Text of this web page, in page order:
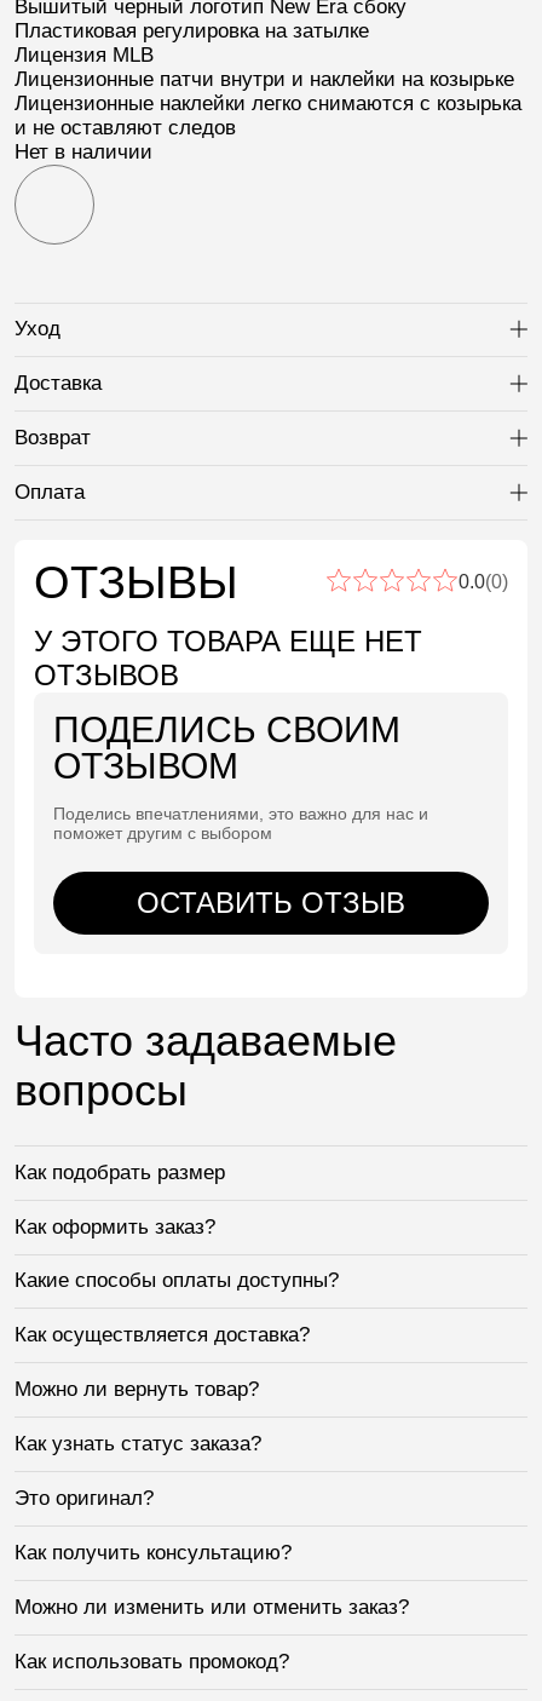
Вышитый черный логотип New Eraсбоку
Пластиковая регулировка на затылке
Лицензия MLB
Лицензионные патчи внутри и наклейки на козырьке
Лицензионные наклейки легко снимаются с козырька
и не оставляют следов
Нет в наличии
Уход
Доставка
Возврат
Оплата
ОТЗЫВЫ 0.0(0)
У ЭТОГО ТОВАРА ЕЩЕ НЕТ
ОТЗЫВОВ
ПОДЕЛИСЬ СВОИМ
ОТЗЫВОМ
Поделись впечатлениями, это важно для нас и
поможет другим с выбором
ОСТАВИТЬ ОТЗЫВ
Часто задаваемые
вопросы
Как подобрать размер
Как оформить заказ?
Какие способы оплаты доступны?
Как осуществляется доставка?
Можно ли вернуть товар?
Как узнать статус заказа?
Это оригинал?
Как получить консультацию?
Можно ли изменить или отменить заказ?
Как использовать промокод?